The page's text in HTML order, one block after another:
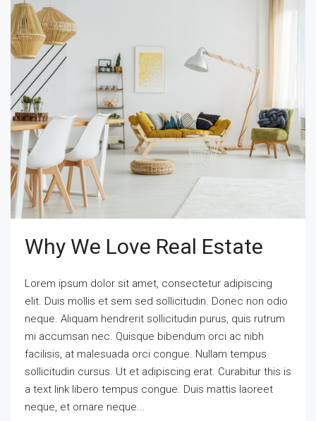
Why We Love Real Estate
Lorem ipsum dolor sit amet, consectetur adipiscing
elit. Duis mollis et sem sed sollicitudin. Donec non odio
neque. Aliquam hendrerit sollicitudin purus, quis rutrum
mi accumsan nec. Quisque bibendum orci ac nibh
facilisis, at malesuada orci congue. Nullam tempus
sollicitudin cursus. Ut et adipiscing erat. Curabitur this is
a text link libero tempus congue. Duis mattis laoreet
neque, et ornare neque...